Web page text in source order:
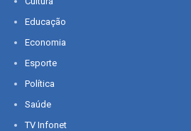
Educação
Economia
Esporte
Política
Saúde
TV Infonet